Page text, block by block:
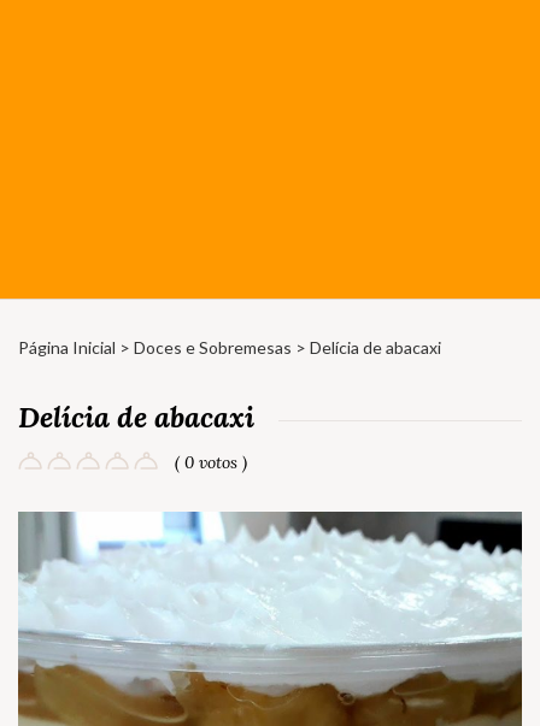
Página Inicial > Doces e Sobremesas > Delícia de abacaxi
Delícia de abacaxi
( 0 votos )